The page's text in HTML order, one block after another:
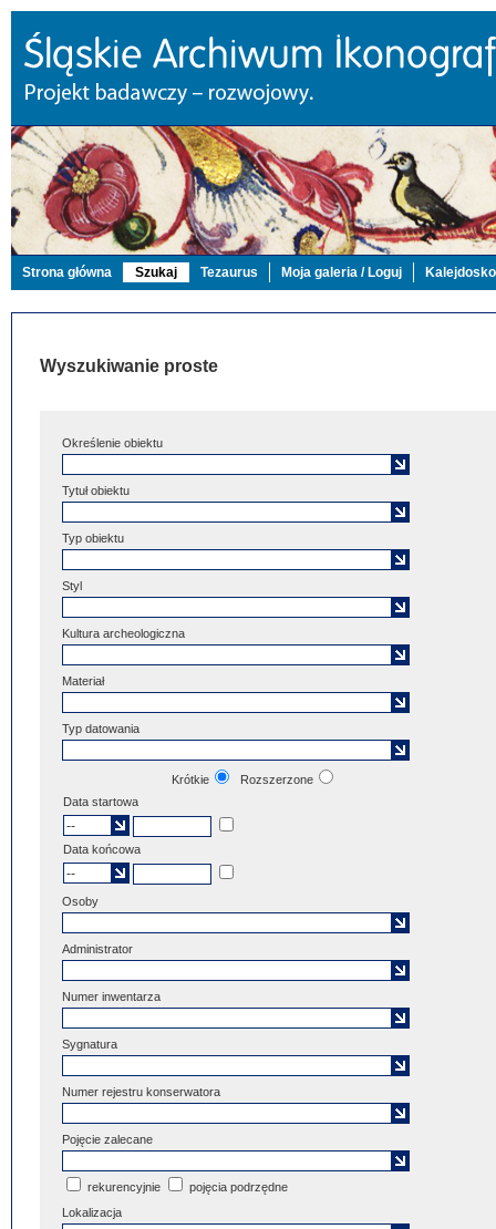
Strona główna Szukaj Tezaurus Moja galeria / Loguj
Wyszukiwanie proste
Określenie obiektu
Tytuł obiektu
Typ obiektu
Styl
Kultura archeologiczna
Materiał
Typ datowania
Krótkie
Rozszerzone
Data startowa
Data końcowa
Osoby
Administrator
Numer inwentarza
Sygnatura
Numer rejestru konserwatora
Pojęcie zalecane
rekurencyjnie
pojęcia podrzędne
Lokalizacja